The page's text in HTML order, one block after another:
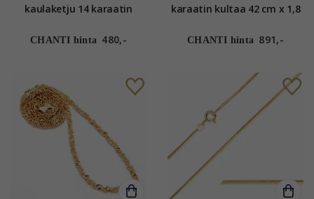
kaulaketju 14 karaatin
CHANTI hinta 480,-
karaatin kultaa 42 cm x 1,8
CHANTI hinta 891,-